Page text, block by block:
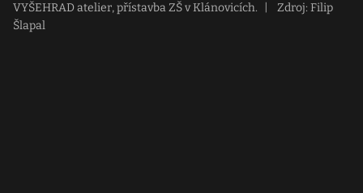
VYŠEHRAD atelier, přístavba ZŠ v Klánovicích.
Zdroj: Filip
Šlapal